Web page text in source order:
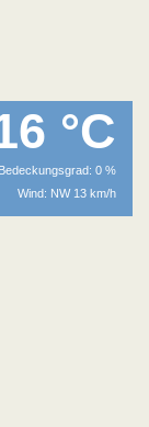
°C
Bedeckungsgrad: 0 %
Wind: NW 13 km/h